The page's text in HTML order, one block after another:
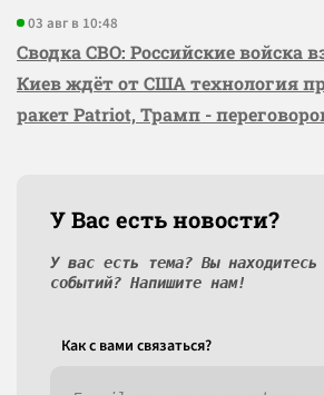
03 авг в 10:48
Сводка СВО: Российские войска
Киев ждёт от США технология
ракет Patriot, Трамп -
У Вас есть новости?
У вас есть тема? Вы находитесь
событий? Напишите нам!
Как c вами связаться?